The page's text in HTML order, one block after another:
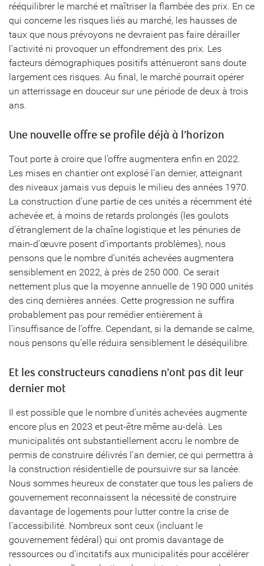
rééquilibrer le marché et maîtriser la flambée des prix. En ce
qui concerne les risques liés au marché, les hausses de
taux que nous prévoyons ne devraient pas faire dérailler
l’activité ni provoquer un effondrement des prix. Les
facteurs démographiques positifs atténueront sans doute
largement ces risques. Au final, le marché pourrait opérer
un atterrissage en douceur sur une période de deux à trois
ans.
Une nouvelle offre se profile déjà à l’horizon
Tout porte à croire que l’offre augmentera enfin en 2022.
Les mises en chantier ont explosé l’an dernier, atteignant
des niveaux jamais vus depuis le milieu des années 1970.
La construction d’une partie de ces unités a récemment été
achevée et, à moins de retards prolongés (les goulots
d’étranglement de la chaîne logistique et les pénuries de
main-d’œuvre posent d’importants problèmes), nous
pensons que le nombre d’unités achevées augmentera
sensiblement en 2022, à près de 250 000. Ce serait
nettement plus que la moyenne annuelle de 190 000 unités
des cinq dernières années. Cette progression ne suffira
probablement pas pour remédier entièrement à
l’insuffisance de l’offre. Cependant, si la demande se calme,
nous pensons qu’elle réduira sensiblement le déséquilibre.
Et les constructeurs canadiens n’ont pas dit leur
dernier mot
Il est possible que le nombre d’unités achevées augmente
encore plus en 2023 et peut-être même au-delà. Les
municipalités ont substantiellement accru le nombre de
permis de construire délivrés l’an dernier, ce qui permettra à
la construction résidentielle de poursuivre sur sa lancée.
Nous sommes heureux de constater que tous les paliers de
gouvernement reconnaissent la nécessité de construire
davantage de logements pour lutter contre la crise de
l’accessibilité. Nombreux sont ceux (incluant le
gouvernement fédéral) qui ont promis davantage de
ressources ou d’incitatifs aux municipalités pour accélérer